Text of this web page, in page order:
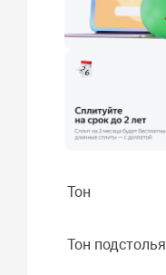
Тон
Тон подстолья